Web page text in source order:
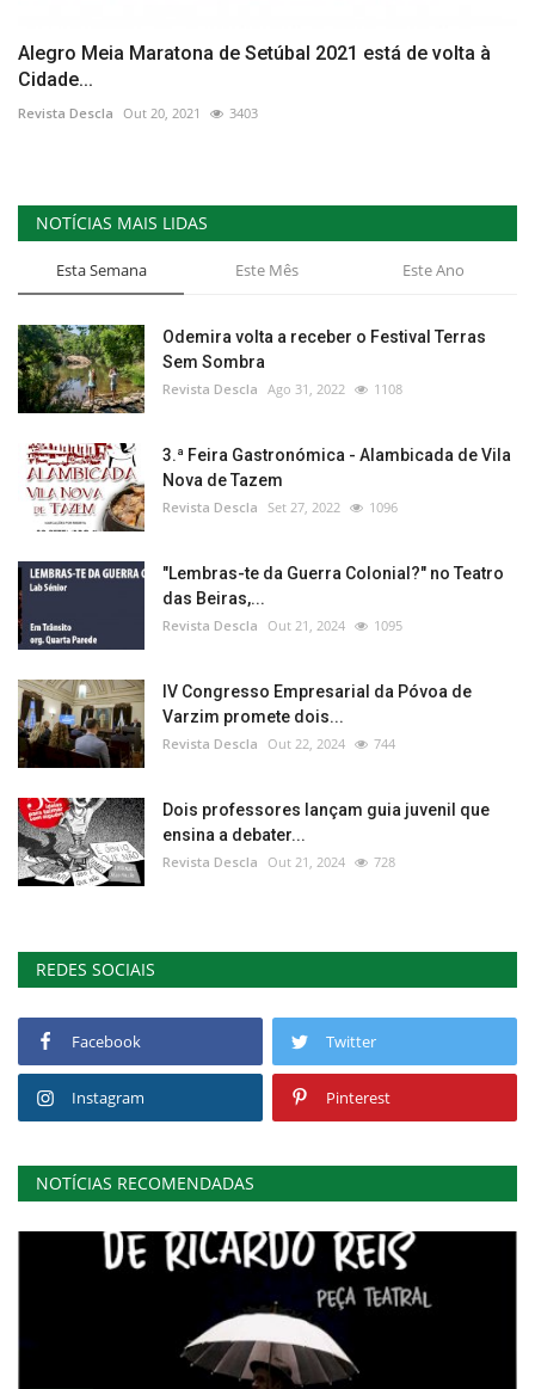
Alegro Meia Maratona de Setúbal 2021 está de volta à
Cidade...
Revista Descla Out 20, 2021 3403
NOTÍCIAS MAIS LIDAS
Esta Semana Este Mês Este Ano
Odemira volta a receber o Festival Terras
Sem Sombra
Revista Descla Ago 31, 2022 1108
3.ª Feira Gastronómica - Alambicada de Vila
Nova de Tazem
Revista Descla Set 27, 2022 1096
"Lembras-te da Guerra Colonial?" no Teatro
das Beiras,...
Revista Descla Out 21, 2024 1095
IV Congresso Empresarial da Póvoa de
Varzim promete dois...
Revista Descla Out 22, 2024 744
Dois professores lançam guia juvenil que
ensina a debater...
Revista Descla Out 21, 2024 728
REDES SOCIAIS
Facebook Twitter
Instagram Pinterest
NOTÍCIAS RECOMENDADAS